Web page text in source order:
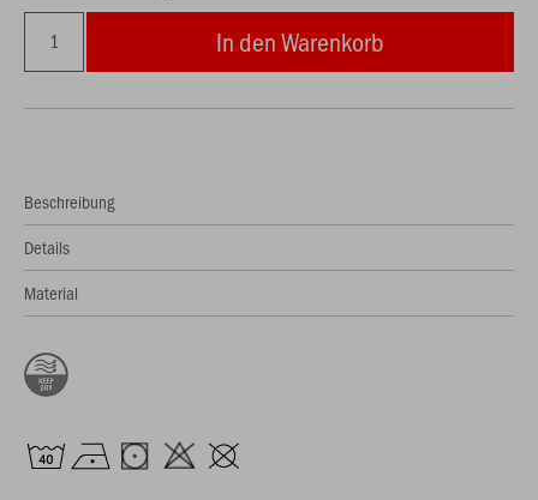
In den Warenkorb
Beschreibung
Details
Material